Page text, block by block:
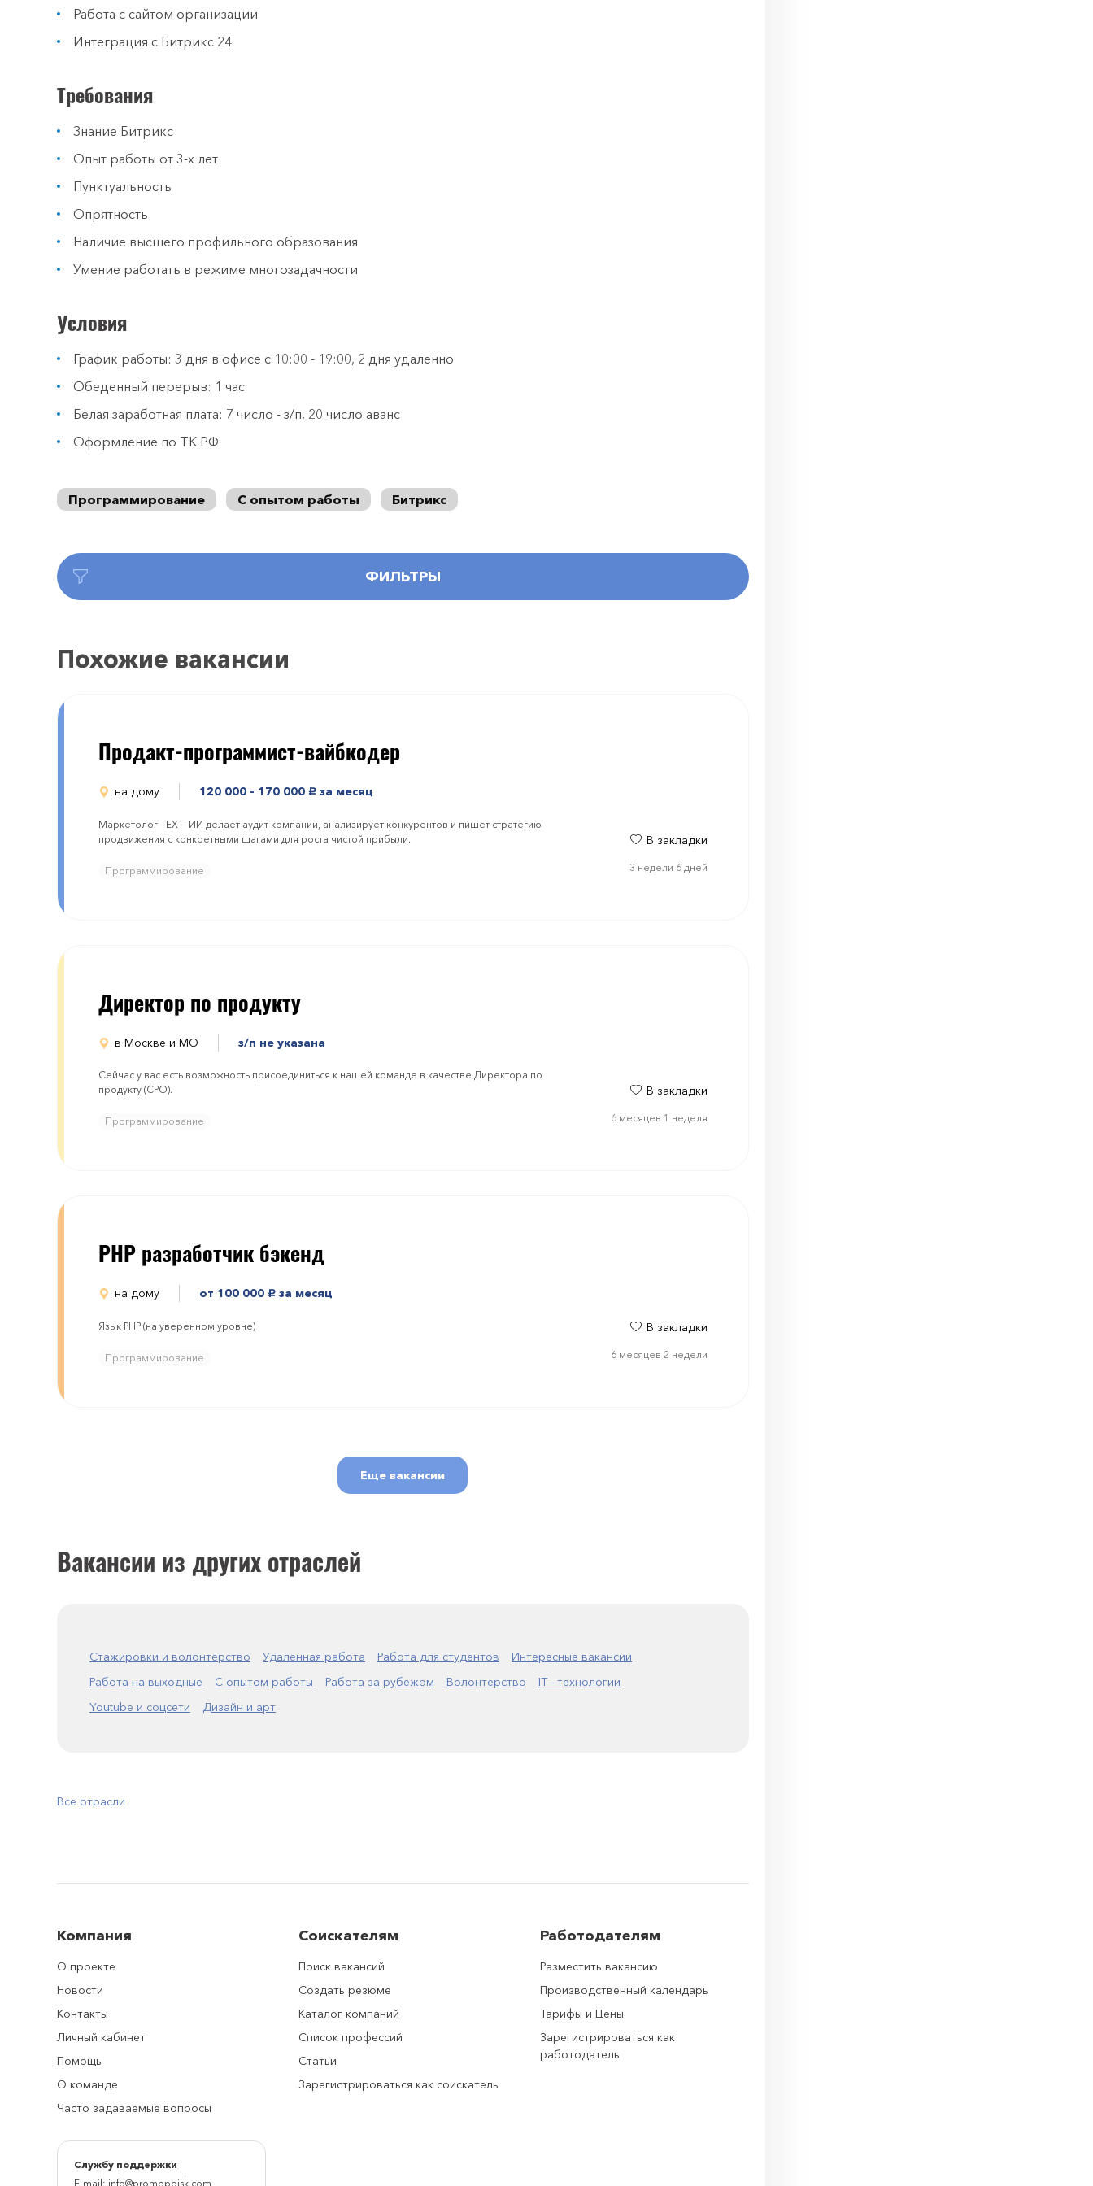
Работа с сайтом организации
Интеграция с Битрикс 24
Требования
Знание Битрикс
Опыт работы от 3-х лет
Пунктуальность
Опрятность
Наличие высшего профильного образования
Умение работать в режиме многозадачности
Условия
График работы: 3 дня в офисе с 10:00 - 19:00, 2 дня удаленно
Обеденный перерыв: 1 час
Белая заработная плата: 7 число - з/п, 20 число аванс
Оформление по ТК РФ
Программирование С опытом работы Битрикс
ФИЛЬТРЫ
Похожие вакансии
Продакт-программист-вайбкодер
на дому 120 000 - 170 000 руб. за месяц
Маркетолог ТЕХ — ИИ делает аудит компании, анализирует конкурентов и пишет стратегию
продвижения с конкретными шагами для роста чистой прибыли.
Программирование
В закладки
3 недели 6 дней
Директор по продукту
в Москве и МО з/п не указана
Сейчас у вас есть возможность присоединиться к нашей команде в качестве Директора по
продукту (CPO).
Программирование
В закладки
6 месяцев 1 неделя
PHP разработчик бэкенд
на дому от 100 000 руб. за месяц
Язык PHP (на уверенном уровне)
Программирование
В закладки
6 месяцев 2 недели
Еще вакансии
Вакансии из других отраслей
Стажировки и волонтерство Удаленная работа Работа для студентов
Интересные вакансии
Работа на выходные
С опытом работы Работа за рубежом Волонтерство
IT - технологии
Youtube и соцсети
Дизайн и арт
Все отрасли
Компания
О проекте
Новости
Контакты
Личный кабинет
Помощь
О команде
Часто задаваемые вопросы
Cлужбу поддержки
E-mail: info@promopoisk.com
Соискателям
Поиск вакансий
Создать резюме
Каталог компаний
Список профессий
Статьи
Зарегистрироваться как соискатель
Работодателям
Разместить вакансию
Производственный календарь
Тарифы и Цены
Зарегистрироваться как
работодатель